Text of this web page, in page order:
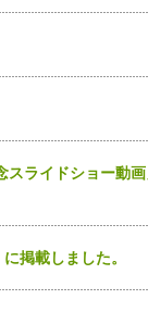
スライドショー動
掲載しました。